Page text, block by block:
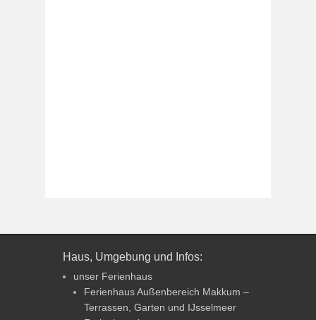
Haus, Umgebung und Infos:
unser Ferienhaus
Ferienhaus Außenbereich Makkum –
Terrassen, Garten und IJsselmeer